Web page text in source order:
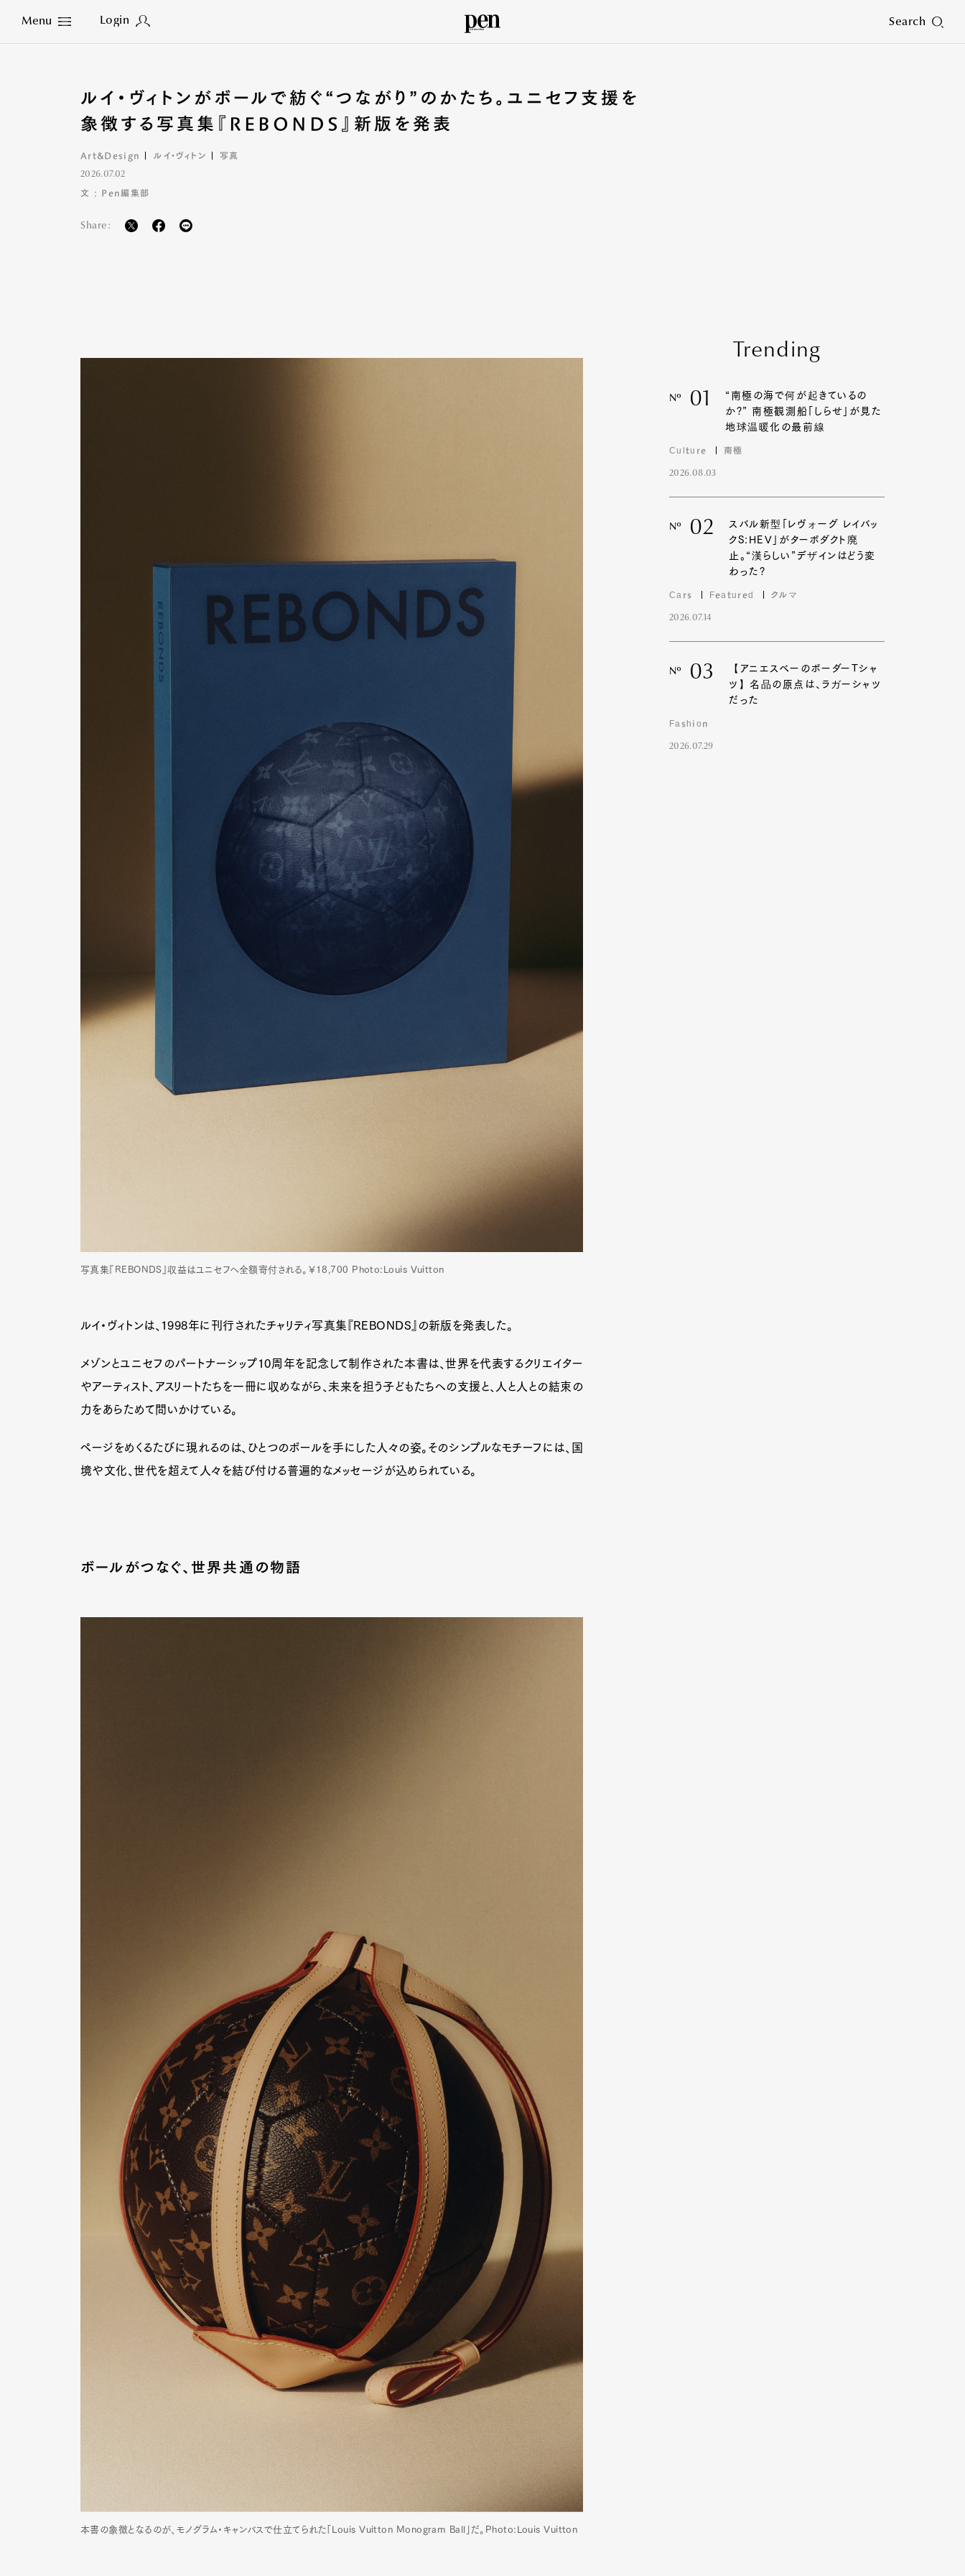
Menu Login Search
Close
ルイ・ヴィトンがボールで紡ぐ“つながり”のかたち。ユニセフ支援を
象徴する写真集『REBONDS』新版を発表
Art&Design ルイ・ヴィトン 写真
2026.07.02
文 : Pen編集部
Share:
写真集『REBONDS』収益はユニセフへ全額寄付される。￥18,700 Photo:Louis Vuitton
ルイ・ヴィトンは、1998年に刊行されたチャリティ写真集『REBONDS』の新版を発表した。
メゾンとユニセフのパートナーシップ10周年を記念して制作された本書は、世界を代表するクリエイター
やアーティスト、アスリートたちを一冊に収めながら、未来を担う子どもたちへの支援と、人と人との結束の
力をあらためて問いかけている。
ページをめくるたびに現れるのは、ひとつのボールを手にした人々の姿。そのシンプルなモチーフには、国
境や文化、世代を超えて人々を結び付ける普遍的なメッセージが込められている。
ボールがつなぐ、世界共通の物語
本書の象徴となるのが、モノグラム・キャンバスで仕立てられた「Louis Vuitton Monogram Ball」だ。Photo:Louis Vuitton
Trending
Nº 01
“南極の海で何が起きているの
か?” 南極観測船「しらせ」が見た
地球温暖化の最前線
Culture 南極
2026.08.03
Nº 02
スバル新型「レヴォーグ レイバッ
クS:HEV」がターボダクト廃
止。“漢らしい”デザインはどう変
わった?
Cars Featured クルマ
2026.07.14
Nº 03
【アニエスベーのボーダーTシャ
ツ】名品の原点は、ラガーシャツ
だった
Fashion
2026.07.29